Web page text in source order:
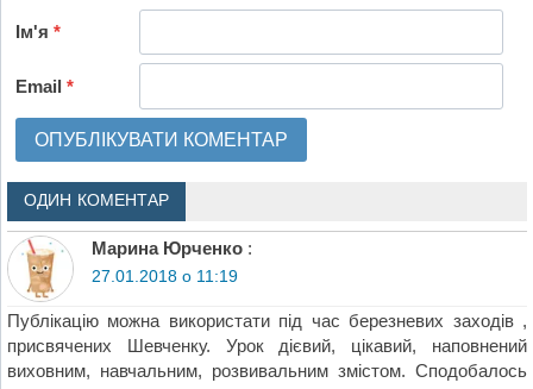
Ім'я*
Email*
ОДИН КОМЕНТАР
Марина Юрченко :
27.01.2018 о 11:19
Публікацію можна використати під час березневих заходів ,
присвячених Шевченку. Урок дієвий, цікавий, наповнений
виховним, навчальним, розвивальним змістом. Сподобалось